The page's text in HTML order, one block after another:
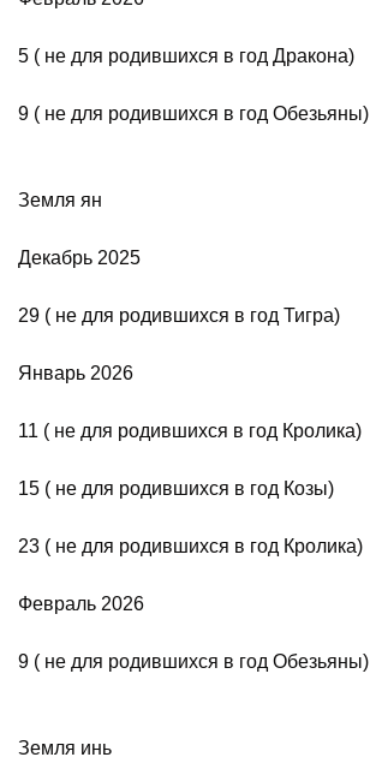
5 ( не для родившихся в год Дракона)
9 ( не для родившихся в год Обезьяны)
Земля ян
Декабрь 2025
29 ( не для родившихся в год Тигра)
Январь 2026
11 ( не для родившихся в год Кролика)
15 ( не для родившихся в год Козы)
23 ( не для родившихся в год Кролика)
Февраль 2026
9 ( не для родившихся в год Обезьяны)
Земля инь